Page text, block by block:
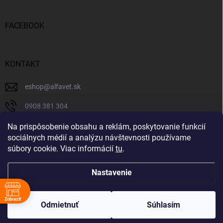
Na prispôsobenie obsahu a reklám, poskytovanie funkcií
sociálnych médií a analýzu návštevnosti používame
súbory cookie. Viac informácií tu.
Nastavenie
Odmietnuť Súhlasím
FACEBOOK
KONTAKT
eshop@alfavet.sk
0908 381 304
0908 381 304
Facebook
Vytvoril Shoptet
Copyright 2026AlfaVet veterinárna lekáreň. Všetky práva vyhradené.
Upraviť nastavenie cookies
Zobraziť